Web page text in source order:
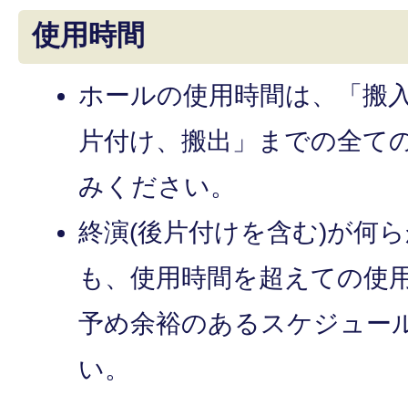
使用時間
ホールの使用時間は、「搬
片付け、搬出」までの全て
みください。
終演(後片付けを含む)が何
も、使用時間を超えての使
予め余裕のあるスケジュー
い。